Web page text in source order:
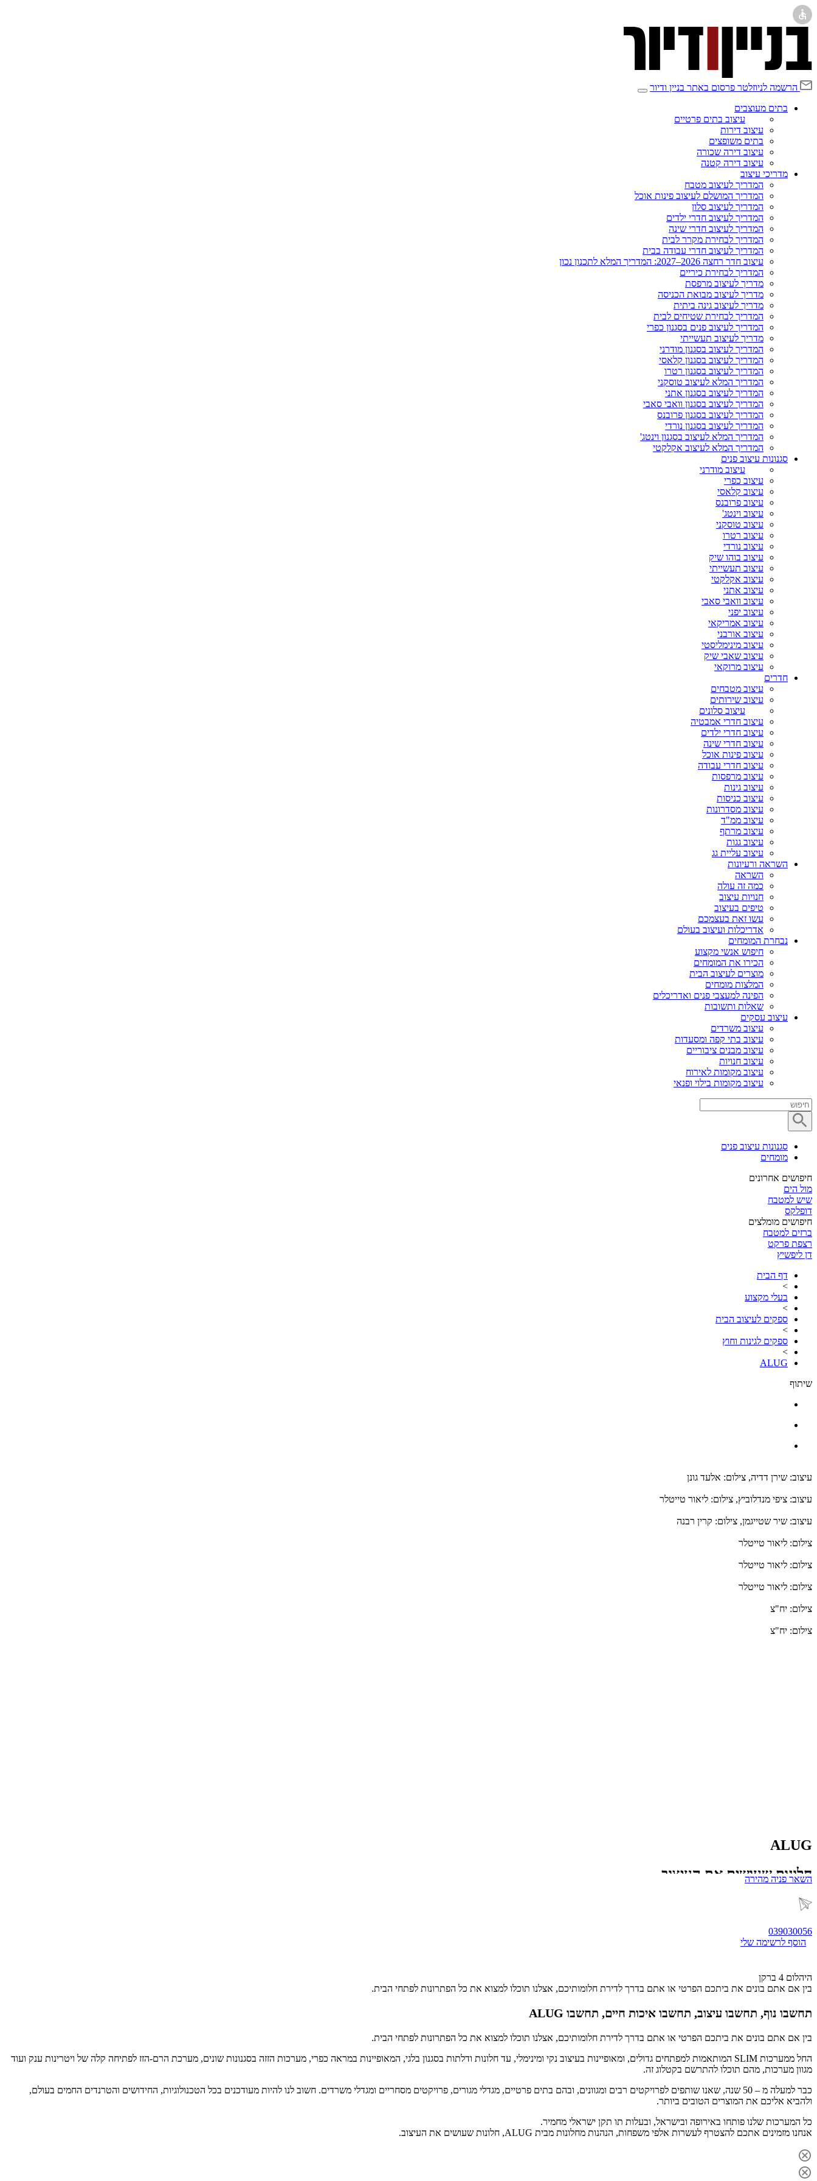
הרשמה לניוזלטר פרסום באתר בניין ודיור
בתים מעוצבים
עיצוב בתים פרטיים
עיצוב דירות
בתים משופצים
עיצוב דירה שכורה
עיצוב דירה קטנה
מדריכי עיצוב
המדריך לעיצוב מטבח
המדריך המושלם לעיצוב פינות אוכל
המדריך לעיצוב סלון
המדריך לעיצוב חדרי ילדים
המדריך לעיצוב חדרי שינה
המדריך לבחירת מקרר לבית
המדריך לעיצוב חדרי עבודה בבית
עיצוב חדר רחצה 2026–2027: המדריך המלא לתכנון נכון
המדריך לבחירת כיריים
מדריך לעיצוב מרפסת
מדריך לעיצוב מבואת הכניסה
מדריך לעיצוב גינה ביתית
המדריך לבחירת שטיחים לבית
המדריך לעיצוב פנים בסגנון כפרי
מדריך לעיצוב תעשייתי
המדריך לעיצוב בסגנון מודרני
המדריך לעיצוב בסגנון קלאסי
המדריך לעיצוב בסגנון רטרו
המדריך המלא לעיצוב טוסקני
המדריך לעיצוב בסגנון אתני
המדריך לעיצוב בסגנון וואבי סאבי
המדריך לעיצוב בסגנון פרובנס
המדריך לעיצוב בסגנון נורדי
המדריך המלא לעיצוב בסגנון וינטג'
המדריך המלא לעיצוב אקלקטי
סגנונות עיצוב פנים
עיצוב מודרני
עיצוב כפרי
עיצוב קלאסי
עיצוב פרובנס
עיצוב וינטג'
עיצוב טוסקני
עיצוב רטרו
עיצוב נורדי
עיצוב בוהו שיק
עיצוב תעשייתי
עיצוב אקלקטי
עיצוב אתני
עיצוב וואבי סאבי
עיצוב יפני
עיצוב אמריקאי
עיצוב אורבני
עיצוב מינימליסטי
עיצוב שאבי שיק
עיצוב מרוקאי
חדרים
עיצוב מטבחים
עיצוב שירותים
עיצוב סלונים
עיצוב חדרי אמבטיה
עיצוב חדרי ילדים
עיצוב חדרי שינה
עיצוב פינות אוכל
עיצוב חדרי עבודה
עיצוב מרפסות
עיצוב גינות
עיצוב כניסות
עיצוב מסדרונות
עיצוב ממ"ד
עיצוב מרתף
עיצוב גגות
עיצוב עליית גג
השראה ורעיונות
השראה
כמה זה עולה
חנויות עיצוב
טיפים בעיצוב
עשו זאת בעצמכם
אדריכלות ועיצוב בעולם
נבחרת המומחים
חיפוש אנשי מקצוע
הכירו את המומחים
מוצרים לעיצוב הבית
המלצות מומחים
הפינה למעצבי פנים ואדריכלים
שאלות ותשובות
עיצוב עסקים
עיצוב משרדים
עיצוב בתי קפה ומסעדות
עיצוב מבנים ציבוריים
עיצוב חנויות
עיצוב מקומות לאירוח
עיצוב מקומות בילוי ופנאי
סגנונות עיצוב פנים
מומחים
חיפושים אחרונים
מול הים
שיש למטבח
דופלקס
חיפושים מומלצים
ברזים למטבח
רצפת פרקט
דן ליפשיץ
דף הבית
>
בעלי מקצוע
>
ספקים לעיצוב הבית
>
ספקים לגינות וחוץ
>
ALUG
שיתוף
עיצוב: שירן דדיה, צילום: אלעד גונן
עיצוב: ציפי מנדלוביץ, צילום: ליאור טייטלר
עיצוב: שיר שטייגמן, צילום: קרין רבנה
צילום: ליאור טייטלר
צילום: ליאור טייטלר
צילום: ליאור טייטלר
צילום: יח"צ
צילום: יח"צ
ALUG
חלונות שעושים את העיצוב
השאר פניה מהירה
039030056
הוסף לרשימה שלי
היהלום 4 ברקן
בין אם אתם בונים את ביתכם הפרטי או אתם בדרך לדירת חלומותיכם, אצלנו תוכלו למצוא את כל הפתרונות לפתחי הבית.
תחשבו נוף, תחשבו עיצוב, תחשבו איכות חיים, תחשבו ALUG
בין אם אתם בונים את ביתכם הפרטי או אתם בדרך לדירת חלומותיכם, אצלנו תוכלו למצוא את כל הפתרונות לפתחי הבית.
החל ממערכות SLIM המותאמות למפתחים גדולים, ומאופיינות בעיצוב נקי ומינימלי, עד חלונות ודלתות בסגנון בלגי, המאופיינות במראה כפרי, מערכות הזזה בסגנונות שונים, מערכת הרם-הזז לפתיחה קלה של ויטרינות ענק ועוד
מגוון מערכות, מהם תוכלו להתרשם בקטלוג זה.
כבר למעלה מ – 50 שנה, שאנו שותפים לפרויקטים רבים ומגוונים, ובהם בתים פרטיים, מגדלי מגורים, פרויקטים מסחריים ומגדלי משרדים. חשוב לנו להיות מעודכנים בכל הטכנולוגיות, החידושים והטרנדים החמים בעולם,
ולהביא אליכם את המוצרים הטובים ביותר.
כל המערכות שלנו פותחו באירופה ובישראל, ובעלות תו תקן ישראלי מחמיר.
אנחנו מזמינים אתכם להצטרף לעשרות אלפי משפחות, הנהנות מחלונות מבית ALUG, חלונות שעושים את העיצוב.